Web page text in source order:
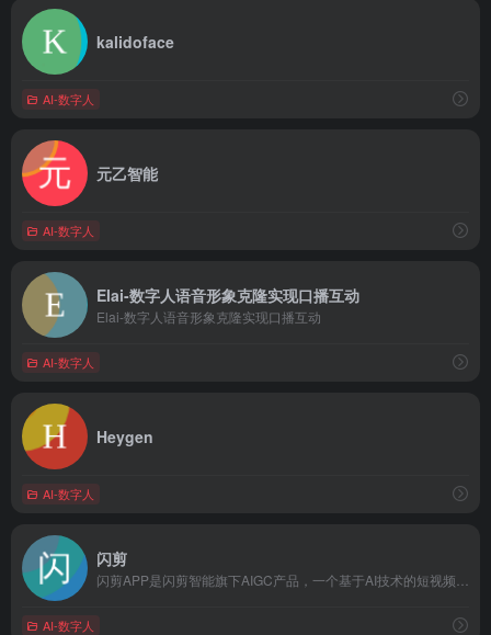
kalidoface
AI-数字人
元乙智能
AI-数字人
Elai-数字人语音形象克隆实现口播互动
Elai-数字人语音形象克隆实现口播互动
AI-数字人
Heygen
AI-数字人
闪剪
AI-数字人